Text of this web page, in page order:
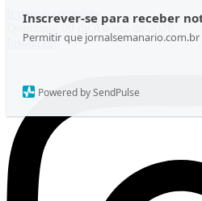
Inscrever-se para receber
Permitir que
Powered by SendPulse
Ir para o conteúdo
Domingo, 09 de Agosto de 2026
Instagram